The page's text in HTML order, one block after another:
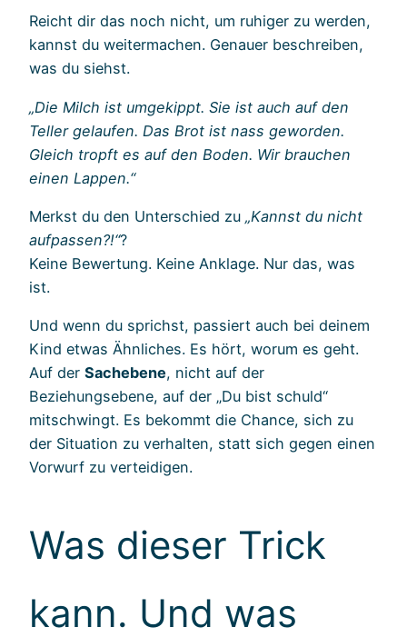
Reicht dir das noch nicht, um ruhiger zu werden,
kannst du weitermachen. Genauer beschreiben,
was du siehst.
„Die Milch ist umgekippt. Sie ist auch auf den
Teller gelaufen. Das Brot ist nass geworden.
Gleich tropft es auf den Boden. Wir brauchen
einen Lappen.“
Merkst du den Unterschied zu „Kannst du nicht
aufpassen?!“?
Keine Bewertung. Keine Anklage. Nur das, was
ist.
Und wenn du sprichst, passiert auch bei deinem
Kind etwas Ähnliches. Es hört, worum es geht.
Auf der Sachebene, nicht auf der
Beziehungsebene, auf der „Du bist schuld“
mitschwingt. Es bekommt die Chance, sich zu
der Situation zu verhalten, statt sich gegen einen
Vorwurf zu verteidigen.
Was dieser Trick
kann. Und was